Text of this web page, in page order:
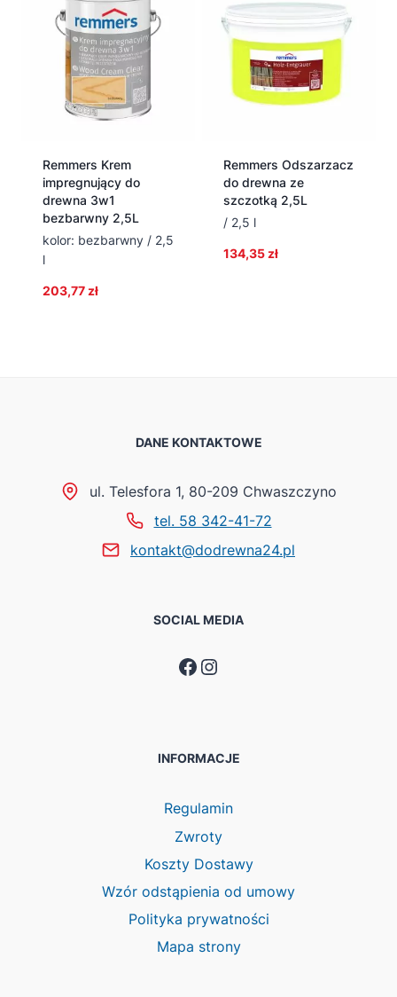
Remmers Krem
impregnujący do
drewna 3w1
bezbarwny 2,5L
kolor: bezbarwny / 2,5
l
203,77 zł
Remmers Odszarzacz
do drewna ze
szczotką 2,5L
/ 2,5 l
134,35 zł
DANE KONTAKTOWE
ul. Telesfora 1, 80-209 Chwaszczyno
tel. 58 342-41-72
kontakt@dodrewna24.pl
SOCIAL MEDIA
Facebook
Instagram
INFORMACJE
Regulamin
Zwroty
Koszty Dostawy
Wzór odstąpienia od umowy
Polityka prywatności
Mapa strony